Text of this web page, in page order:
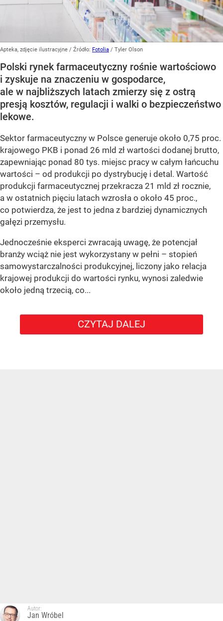
Apteka, zdjęcie ilustracyjne / Źródło: Fotolia / Tyler Olson
Polski rynek farmaceutyczny rośnie wartościowo
i zyskuje na znaczeniu w gospodarce,
ale w najbliższych latach zmierzy się z ostrą
presją kosztów, regulacji i walki o bezpieczeństwo
lekowe.
Sektor farmaceutyczny w Polsce generuje około 0,75 proc.
krajowego PKB i ponad 26 mld zł wartości dodanej brutto,
zapewniając ponad 80 tys. miejsc pracy w całym łańcuchu
wartości – od produkcji po dystrybucję i detal. Wartość
produkcji farmaceutycznej przekracza 21 mld zł rocznie,
a w ostatnich pięciu latach wzrosła o około 45 proc.,
co potwierdza, że jest to jedna z bardziej dynamicznych
gałęzi przemysłu.
Jednocześnie eksperci zwracają uwagę, że potencjał
branży wciąż nie jest wykorzystany w pełni – stopień
samowystarczalności produkcyjnej, liczony jako relacja
krajowej produkcji do wartości rynku, wynosi zaledwie
około jedną trzecią, co...
CZYTAJ DALEJ
Autor:
Jan Wróbel